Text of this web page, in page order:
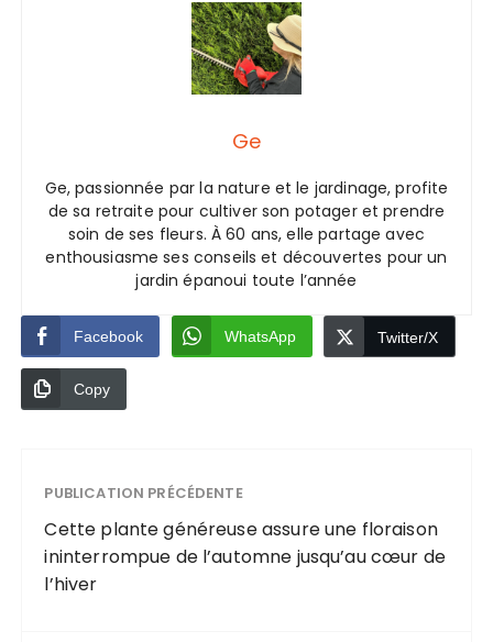
Ge
Ge, passionnée par la nature et le jardinage, profite
de sa retraite pour cultiver son potager et prendre
soin de ses fleurs. À 60 ans, elle partage avec
enthousiasme ses conseils et découvertes pour un
jardin épanoui toute l’année
Facebook WhatsApp Twitter/X
Copy
PUBLICATION PRÉCÉDENTE
Cette plante généreuse assure une floraison
ininterrompue de l’automne jusqu’au cœur de
l’hiver